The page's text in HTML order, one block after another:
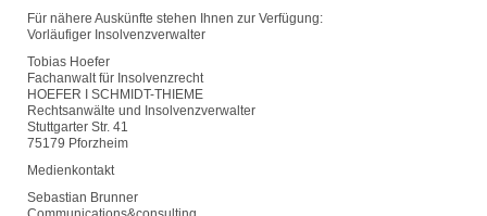
Für nähere Auskünfte stehen Ihnen zur Verfügung:
Vorläufiger Insolvenzverwalter
Tobias Hoefer
Fachanwalt für Insolvenzrecht
HOEFER I SCHMIDT-THIEME
Rechtsanwälte und Insolvenzverwalter
Stuttgarter Str. 41
75179 Pforzheim
Medienkontakt
Sebastian Brunner